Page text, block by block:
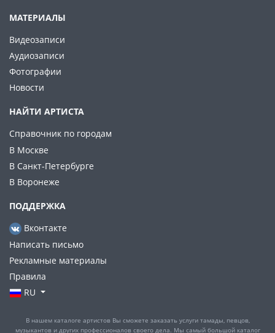
МАТЕРИАЛЫ
Видеозаписи
Аудиозаписи
Фотографии
Новости
НАЙТИ АРТИСТА
Справочник по городам
В Москве
В Санкт-Петербурге
В Воронеже
ПОДДЕРЖКА
Вконтакте
Написать письмо
Рекламные материалы
Правила
RU
В нашем каталоге артистов Вы сможете заказать услуги тамады, певцов,
музыкантов и других профессионалов своего дела. Мы самый большой каталог